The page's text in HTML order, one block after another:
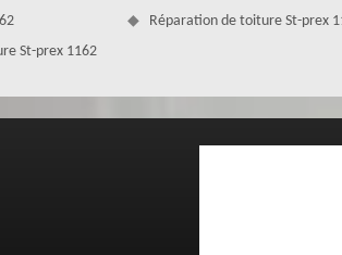
votre couvreur rénovation de
MD Couverture Zingueur si vous êtes à la
réaliser des interventions sur tous types de
toiture (plate, en pente ou arrondie). Il va de soi
St-prex 1162
Réparation de toiture St-prex